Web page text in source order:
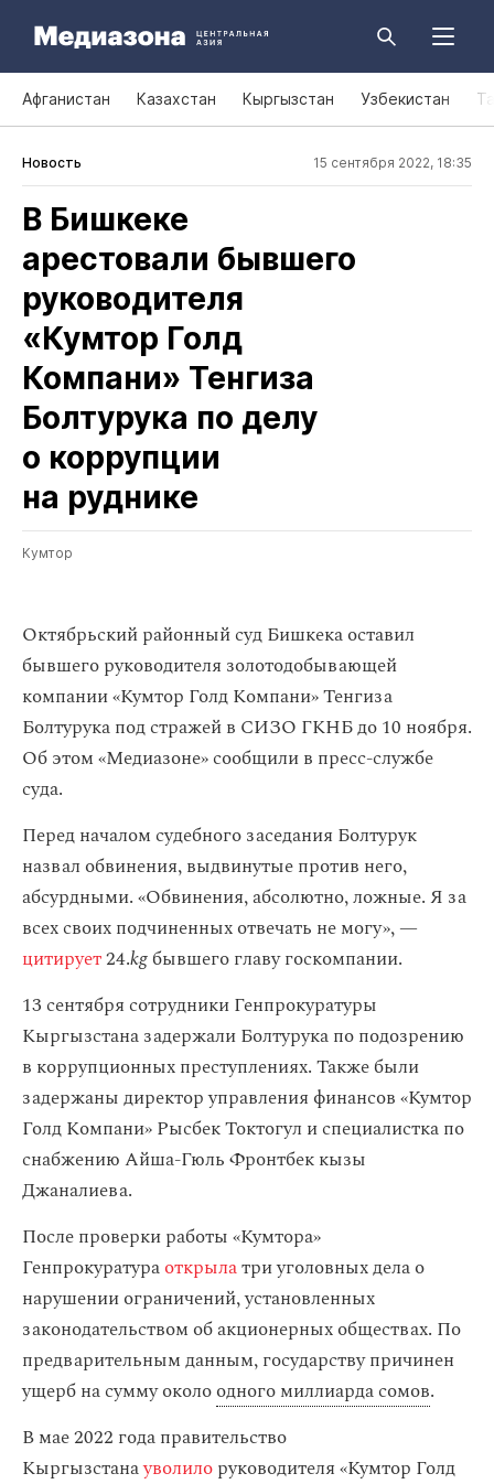
Афганистан Казахстан Кыргызстан Узбекистан
Новость 15 сентября 2022, 18:35
В Бишкеке
арестовали бывшего
руководителя
«Кумтор Голд
Компани» Тенгиза
Болтурука по делу
о коррупции
на руднике
Кумтор
Октябрьский районный суд Бишкека оставил
бывшего руководителя золотодобывающей
компании «Кумтор Голд Компани» Тенгиза
Болтурука под стражей в СИЗО ГКНБ до 10 ноября.
Об этом «Медиазоне» сообщили в пресс-службе
суда.
Перед началом судебного заседания Болтурук
назвал обвинения, выдвинутые против него,
абсурдными. «Обвинения, абсолютно, ложные. Я за
всех своих подчиненных отвечать не могу», —
цитирует24.kgбывшего главу госкомпании.
13 сентября сотрудники Генпрокуратуры
Кыргызстана задержали Болтурука по подозрению
в коррупционных преступлениях. Также были
задержаны директор управления финансов «Кумтор
Голд Компани» Рысбек Токтогул и специалистка по
снабжению Айша-Гюль Фронтбек кызы
Джаналиева.
После проверки работы «Кумтора»
Генпрокуратураоткрылатри уголовных дела о
нарушении ограничений, установленных
законодательством об акционерных обществах. По
предварительным данным, государству причинен
ущерб на сумму околоодного миллиарда сомов.
В мае 2022 года правительство
Кыргызстанауволилоруководителя «Кумтор Голд